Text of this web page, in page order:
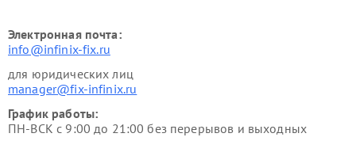
Электронная почта:
info@infinix-fix.ru
для юридических лиц
manager@fix-infinix.ru
График работы:
ПН-ВСК с 9:00 до 21:00 без перерывов и выходных